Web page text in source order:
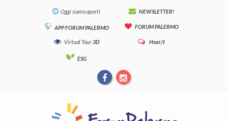
Oggi siamo aperti NEWSLETTER!
APP FORUM PALERMO FORUM PALERMO
Virtual Tour3D Hear/t
ESG